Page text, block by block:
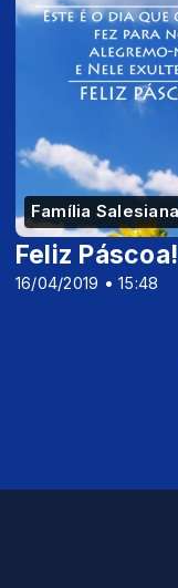
Família Salesiana
16/04/2019 • 15:48
Feliz Páscoa!